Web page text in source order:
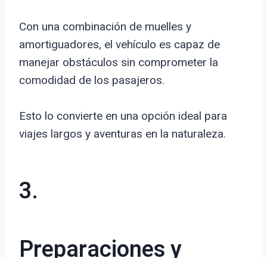
Con una combinación de muelles y
amortiguadores, el vehículo es capaz de
manejar obstáculos sin comprometer la
comodidad de los pasajeros.
Esto lo convierte en una opción ideal para
viajes largos y aventuras en la naturaleza.
3.
Preparaciones y